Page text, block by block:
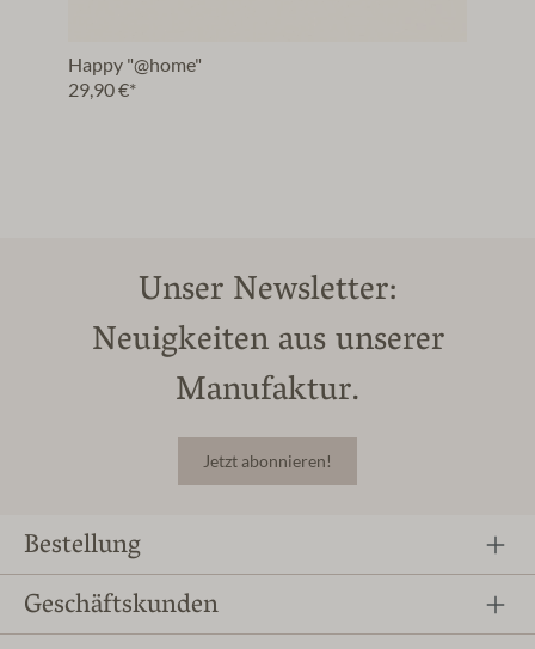
Happy "@home"
29,90 €*
Unser Newsletter:
Neuigkeiten aus unserer
Manufaktur.
Jetzt abonnieren!
Bestellung
Geschäftskunden